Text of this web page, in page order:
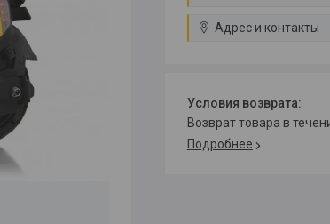
Адрес и контакты
возврат товара в
Подробнее